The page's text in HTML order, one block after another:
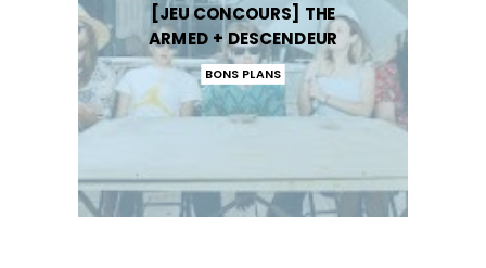
[JEU CONCOURS] THE
ARMED + DESCENDEUR
BONS PLANS